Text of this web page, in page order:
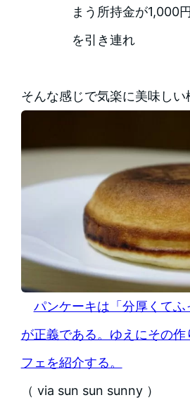
まう所持金が1,000
を引き連れ
そんな感じで気楽に美味しい
パンケーキは「分厚くてふ
が正義である。ゆえにその作
フェを紹介する。
（ via sun sun sunny ）